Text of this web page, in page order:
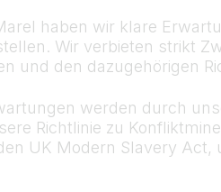
haben wir klare
Wir verbieten strikt
und den dazugehörigen
werden durch
Richtlinie zu
UK Modern Slavery